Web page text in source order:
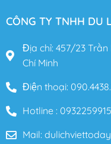
CÔNG TY TNHH DU
Địa chỉ: 457/23
Chí Minh
Điện thoại:
Hotline :
Mail: